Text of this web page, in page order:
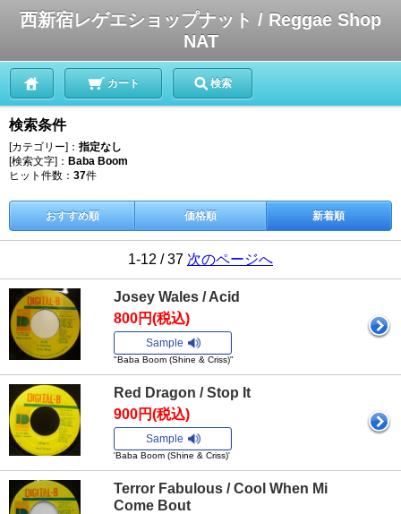
西新宿レゲエショップナット / Reggae Shop
NAT
カート 検索
検索条件
[カテゴリー]： 指定なし
[検索文字]： Baba Boom
ヒット件数： 37件
おすすめ順 価格順 新着順
1-12 / 37 次のページへ
Josey Wales / Acid
800円(税込)
Sample
"Baba Boom (Shine & Criss)"
Red Dragon / Stop It
900円(税込)
Sample
'Baba Boom (Shine & Criss)'
Terror Fabulous / Cool When Mi
Come Bout